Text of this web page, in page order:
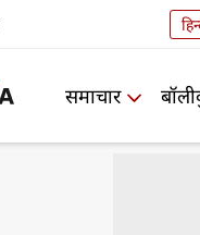
समाचार